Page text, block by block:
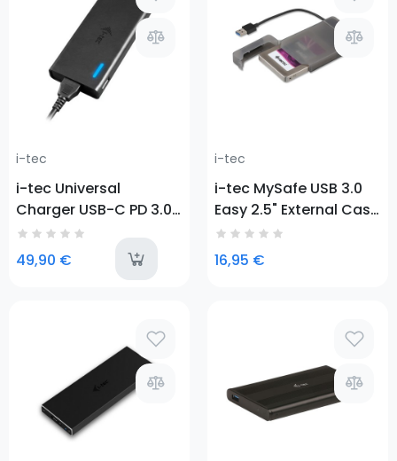
i-tec
i-tec Universal
Charger USB-C PD 3.0
+ 1x USB-A, 77 W
49,90 €
last-items
i-tec
i-tec MySafe USB 3.0
Easy 2.5" External Case
– Black
16,95 €